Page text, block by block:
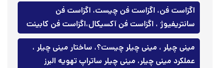
اگزاست فن، اگزاست فن چیست، اگزاست فن
سانتریفیوژ ، اگزاست فن آکسیکال،اگزاست فن کابینت
مینی چیلر ، مینی چیلر چیست؟، ساختار مینی چیلر ،
عملکرد مینی چیلر، مینی چیلر ساتراپ تهویه البرز